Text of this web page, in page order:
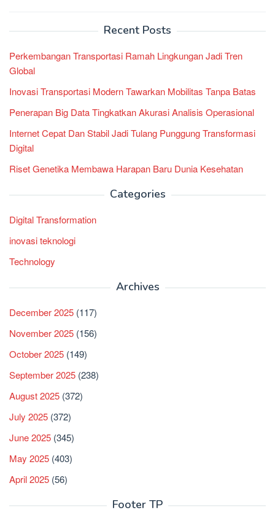
Recent Posts
Perkembangan Transportasi Ramah Lingkungan Jadi Tren
Global
Inovasi Transportasi Modern Tawarkan Mobilitas Tanpa Batas
Penerapan Big Data Tingkatkan Akurasi Analisis Operasional
Internet Cepat Dan Stabil Jadi Tulang Punggung Transformasi
Digital
Riset Genetika Membawa Harapan Baru Dunia Kesehatan
Categories
Digital Transformation
inovasi teknologi
Technology
Archives
December 2025 (117)
November 2025 (156)
October 2025 (149)
September 2025 (238)
August 2025 (372)
July 2025 (372)
June 2025 (345)
May 2025 (403)
April 2025 (56)
Footer TP